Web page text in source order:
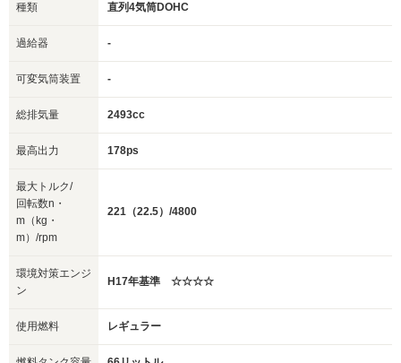
種類 直列4気筒DOHC
過給器 -
可変気筒装置 -
総排気量 2493cc
最高出力 178ps
最大トルク/
回転数n・
m（kg・
m）/rpm
221（22.5）/4800
環境対策エンジ
ン
H17年基準 ☆☆☆☆
使用燃料 レギュラー